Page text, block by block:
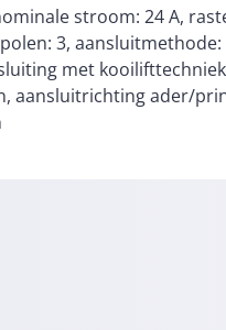
stroom: 24 A,
3, aansluitmethode:
met
aansluitrichting ader/